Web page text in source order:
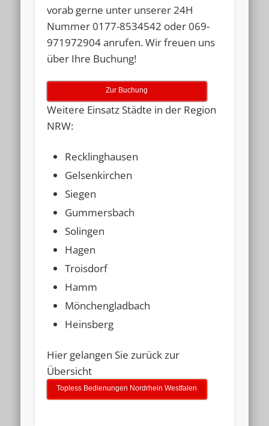
vorab gerne unter unserer24H
Nummer 0177-8534542 oder069-
971972904anrufen. Wir freuen uns
über Ihre Buchung!
Zur Buchung
Weitere Einsatz Städte in der Region
NRW:
Recklinghausen
Gelsenkirchen
Siegen
Gummersbach
Solingen
Hagen
Troisdorf
Hamm
Mönchengladbach
Heinsberg
Hier gelangen Sie zurück zur
Übersicht
Topless Bedienungen Nordrhein Westfalen